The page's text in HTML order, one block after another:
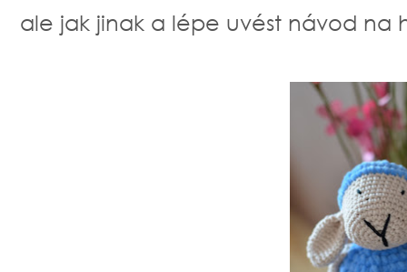
ale jak jinak a lépe uvést návod na